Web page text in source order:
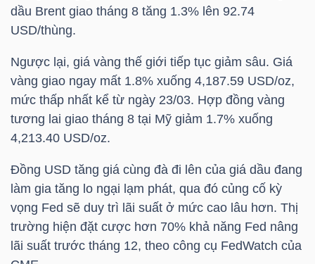
dầu Brent giao tháng 8 tăng 1.3% lên 92.74
USD/thùng.
Ngược lại, giá vàng thế giới tiếp tục giảm sâu. Giá
vàng giao ngay mất 1.8% xuống 4,187.59 USD/oz,
mức thấp nhất kể từ ngày 23/03. Hợp đồng vàng
tương lai giao tháng 8 tại Mỹ giảm 1.7% xuống
4,213.40 USD/oz.
Đồng USD tăng giá cùng đà đi lên của giá dầu đang
làm gia tăng lo ngại lạm phát, qua đó củng cố kỳ
vọng Fed sẽ duy trì lãi suất ở mức cao lâu hơn. Thị
trường hiện đặt cược hơn 70% khả năng Fed nâng
lãi suất trước tháng 12, theo công cụ FedWatch của
ĐÔNG
DƯƠNG
TÀI
CHÍNH
CÁ
PHÂN
TÍCH